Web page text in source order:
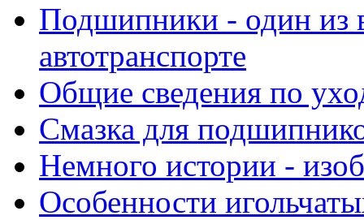
Подшипники - один из
автотранспорте
Общие сведения по
Смазка для
Немного истории -
Особенности